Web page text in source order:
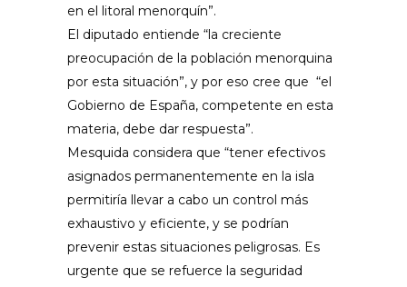
en el litoral menorquín”.
El diputado entiende “la creciente
preocupación de la población menorquina
por esta situación”, y por eso cree que “el
Gobierno de España, competente en esta
materia, debe dar respuesta”.
Mesquida considera que “tener efectivos
asignados permanentemente en la isla
permitiría llevar a cabo un control más
exhaustivo y eficiente, y se podrían
prevenir estas situaciones peligrosas. Es
urgente que se refuerce la seguridad